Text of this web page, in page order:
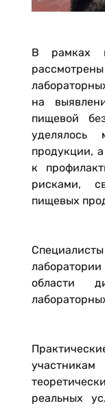
В рамках
на
пищевой
уделялось
продукции,
к
рисками,
пищевых
области
реальных